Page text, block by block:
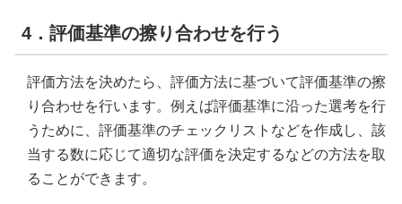
4．評価基準の擦り合わせを行う
評価方法を決めたら、評価方法に基づいて評価基準の擦
り合わせを行います。例えば評価基準に沿った選考を行
うために、評価基準のチェックリストなどを作成し、該
当する数に応じて適切な評価を決定するなどの方法を取
ることができます。